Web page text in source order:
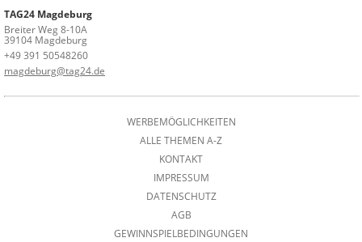
TAG24 Magdeburg
Breiter Weg 8-10A
39104 Magdeburg
+49 391 50548260
magdeburg@tag24.de
WERBEMÖGLICHKEITEN
ALLE THEMEN A-Z
KONTAKT
IMPRESSUM
DATENSCHUTZ
AGB
GEWINNSPIELBEDINGUNGEN